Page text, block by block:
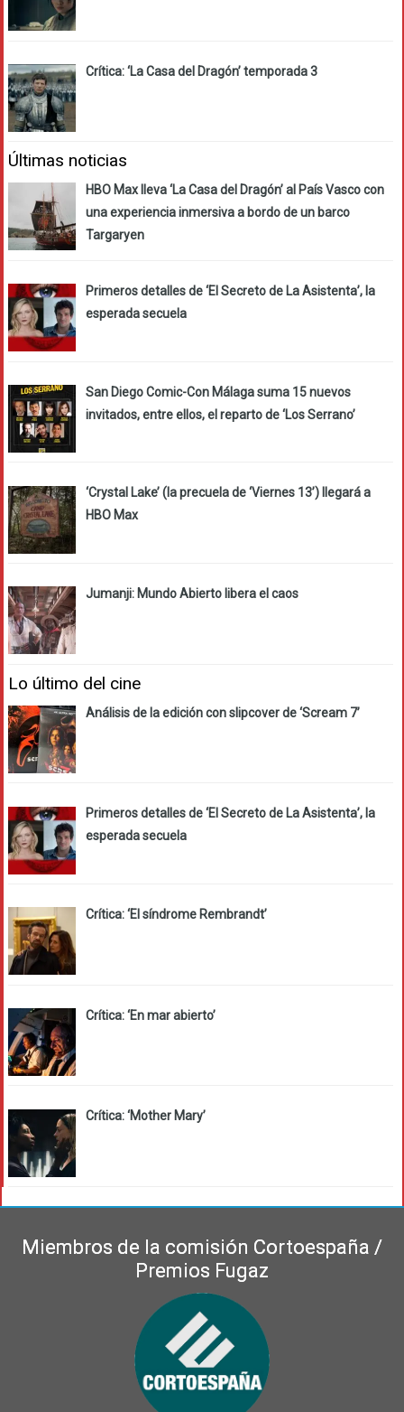
Crítica: ‘La Casa del Dragón’ temporada 3
Últimas noticias
HBO Max lleva ‘La Casa del Dragón’ al País Vasco con
una experiencia inmersiva a bordo de un barco
Targaryen
Primeros detalles de ‘El Secreto de La Asistenta’, la
esperada secuela
San Diego Comic-Con Málaga suma 15 nuevos
invitados, entre ellos, el reparto de ‘Los Serrano’
‘Crystal Lake’ (la precuela de ‘Viernes 13’) llegará a
HBO Max
Jumanji: Mundo Abierto libera el caos
Lo último del cine
Análisis de la edición con slipcover de ‘Scream 7’
Primeros detalles de ‘El Secreto de La Asistenta’, la
esperada secuela
Crítica: ‘El síndrome Rembrandt’
Crítica: ‘En mar abierto’
Crítica: ‘Mother Mary’
Miembros de la comisión Cortoespaña /
Premios Fugaz